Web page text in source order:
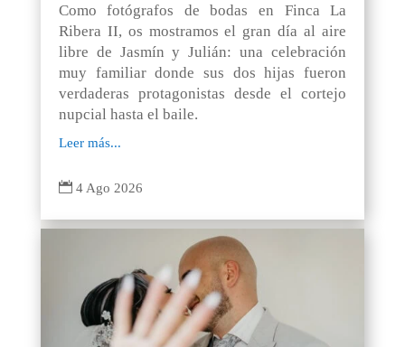
Como fotógrafos de bodas en Finca La
Ribera II, os mostramos el gran día al aire
libre de Jasmín y Julián: una celebración
muy familiar donde sus dos hijas fueron
verdaderas protagonistas desde el cortejo
nupcial hasta el baile.
Leer más...
 4 Ago 2026